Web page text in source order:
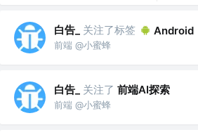
白告_ 关注了标签 Android
前端 @小蜜蜂
白告_ 关注了 前端AI探索
前端 @小蜜蜂